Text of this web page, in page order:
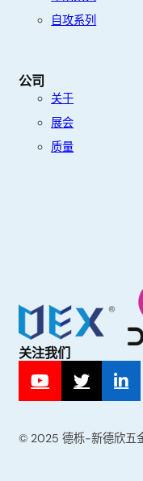
自攻系列
公司
关于
展会
质量
关注我们
© 2025 德栎-新德欣五
们